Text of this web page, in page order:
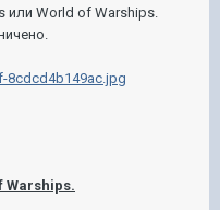
или World of Warships.
Warships.